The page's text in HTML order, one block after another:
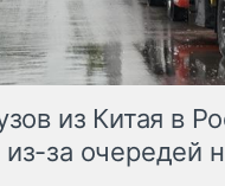
из Китая в
за очередей